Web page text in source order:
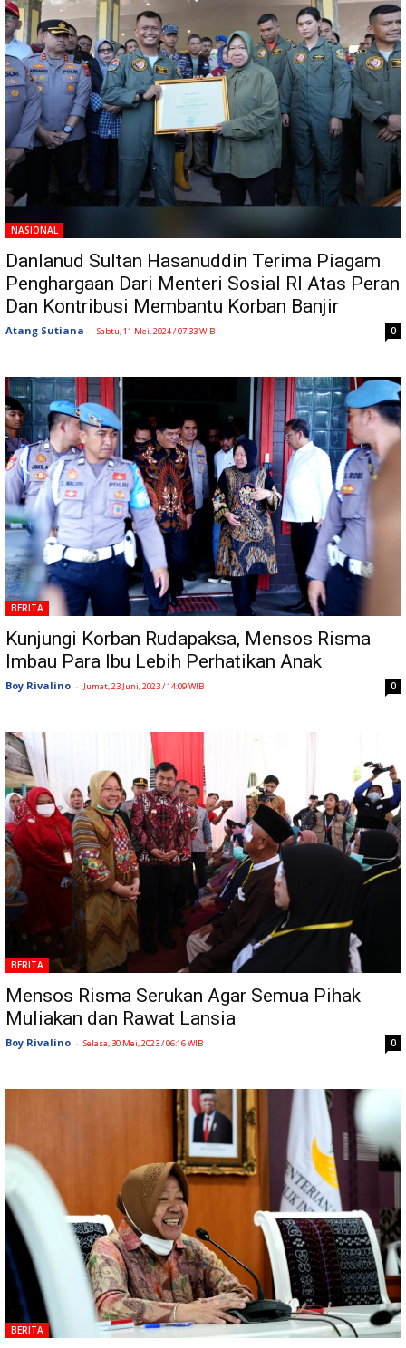
NASIONAL
Danlanud Sultan Hasanuddin Terima Piagam
Penghargaan Dari Menteri Sosial RI Atas Peran
Dan Kontribusi Membantu Korban Banjir
Atang Sutiana - Sabtu, 11 Mei, 2024 / 07:33 WIB 0
BERITA
Kunjungi Korban Rudapaksa, Mensos Risma
Imbau Para Ibu Lebih Perhatikan Anak
Boy Rivalino - Jumat, 23 Juni, 2023 / 14:09 WIB 0
BERITA
Mensos Risma Serukan Agar Semua Pihak
Muliakan dan Rawat Lansia
Boy Rivalino - Selasa, 30 Mei, 2023 / 06:16 WIB 0
BERITA